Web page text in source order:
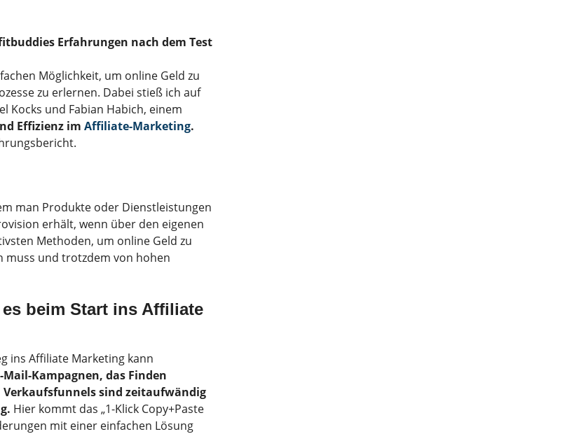
Erfahrungen nach dem Test
Möglichkeit, um online Geld zu
zu erlernen. Dabei stieß ich auf
Kocks und Fabian Habich, einem
Effizienz im Affiliate-Marketing.
man Produkte oder Dienstleistungen
erhält, wenn über den eigenen
Methoden, um online Geld zu
muss und trotzdem von hohen
beim Start ins Affiliate
ins Affiliate Marketing kann
Kampagnen, das Finden
sind zeitaufwändig
Hier kommt das „1-Klick Copy+Paste
mit einer einfachen Lösung